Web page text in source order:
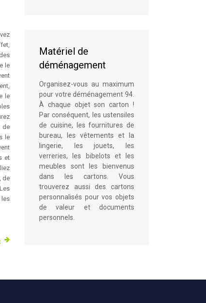
le
le
de
le
et
de
les
Matériel de
déménagement
Organisez-vous au maximum
pour votre déménagement 94.
À chaque objet son carton !
Par conséquent, les ustensiles
de cuisine, les fournitures de
bureau, les vêtements et la
lingerie, les jouets, les
verreries, les bibelots et les
meubles sont les bienvenus
dans les cartons. Vous
trouverez aussi des cartons
personnalisés pour vos objets
de valeur et documents
personnels.